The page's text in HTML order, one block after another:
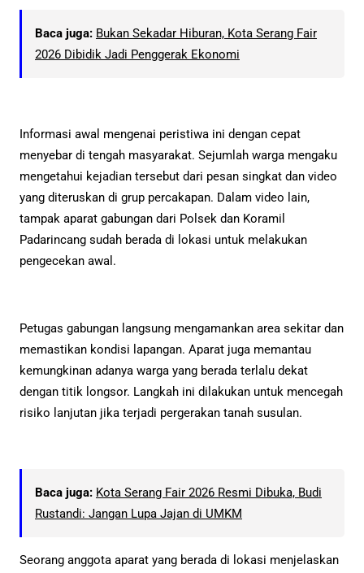
Baca juga: Bukan Sekadar Hiburan, Kota Serang Fair
2026 Dibidik Jadi Penggerak Ekonomi
Informasi awal mengenai peristiwa ini dengan cepat
menyebar di tengah masyarakat. Sejumlah warga mengaku
mengetahui kejadian tersebut dari pesan singkat dan video
yang diteruskan di grup percakapan. Dalam video lain,
tampak aparat gabungan dari Polsek dan Koramil
Padarincang sudah berada di lokasi untuk melakukan
pengecekan awal.
Petugas gabungan langsung mengamankan area sekitar dan
memastikan kondisi lapangan. Aparat juga memantau
kemungkinan adanya warga yang berada terlalu dekat
dengan titik longsor. Langkah ini dilakukan untuk mencegah
risiko lanjutan jika terjadi pergerakan tanah susulan.
Baca juga: Kota Serang Fair 2026 Resmi Dibuka, Budi
Rustandi: Jangan Lupa Jajan di UMKM
Seorang anggota aparat yang berada di lokasi menjelaskan